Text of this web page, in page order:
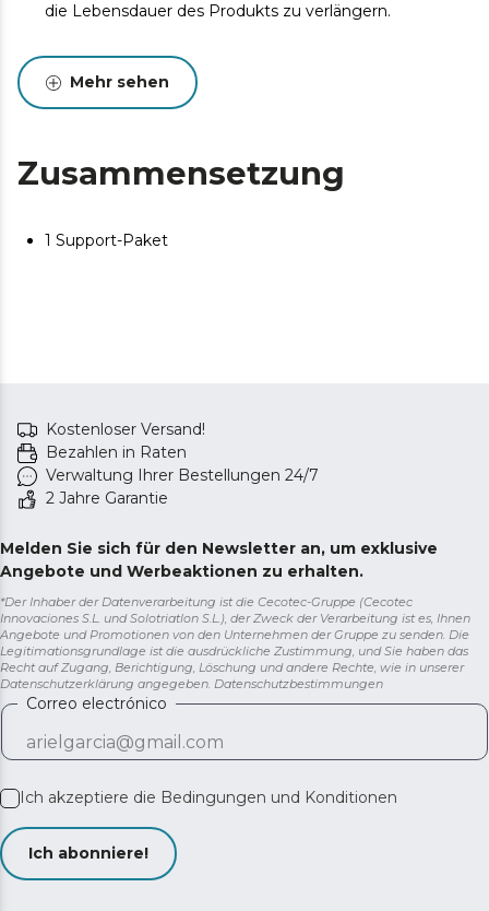
die Lebensdauer des Produkts zu verlängern.
Mehr sehen
Zusammensetzung
1 Support-Paket
Kostenloser Versand!
Bezahlen in Raten
Verwaltung Ihrer Bestellungen 24/7
2 Jahre Garantie
Melden Sie sich für den Newsletter an, um exklusive
Angebote und Werbeaktionen zu erhalten.
*Der Inhaber der Datenverarbeitung ist die Cecotec-Gruppe (Cecotec
Innovaciones S.L. und Solotriatlon S.L.), der Zweck der Verarbeitung ist es, Ihnen
Angebote und Promotionen von den Unternehmen der Gruppe zu senden. Die
Legitimationsgrundlage ist die ausdrückliche Zustimmung, und Sie haben das
Recht auf Zugang, Berichtigung, Löschung und andere Rechte, wie in unserer
Datenschutzerklärung angegeben. Datenschutzbestimmungen
Correo electrónico
Ich akzeptiere die Bedingungen und Konditionen
Ich abonniere!